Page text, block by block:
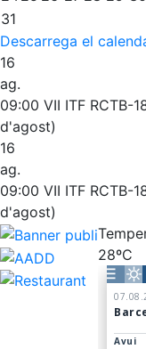
Wellness Center
Entrenaments
Activitats dirigides
Patrocini
Patrocinadors
Avantatges
Publicitat a la
Vols ser
31
Descarrega el
16
ag.
09:00 VII ITF RCTB-
d'agost)
16
ag.
09:00 VII ITF RCTB-
d'agost)
28ºC